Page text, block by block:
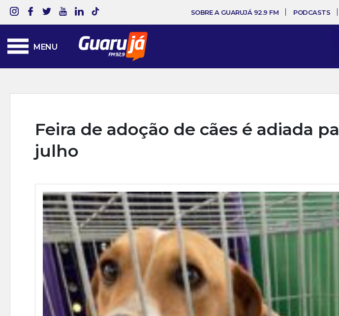
SOBRE A GUARUJÁ 92.9 FM PODCASTS
MENU
Feira de adoção de cães é adiada
julho